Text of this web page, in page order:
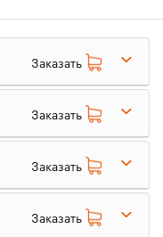
Заказать
Заказать
Заказать
Заказать